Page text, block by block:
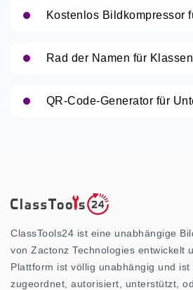
Kostenlos Bildkompressor
Rad der Namen für
QR-Code-Generator für
ClassTools24 ist eine unabhängige
von Zactonz Technologies entwickelt
Plattform ist völlig unabhängig und ist
zugeordnet, autorisiert, unterstützt,